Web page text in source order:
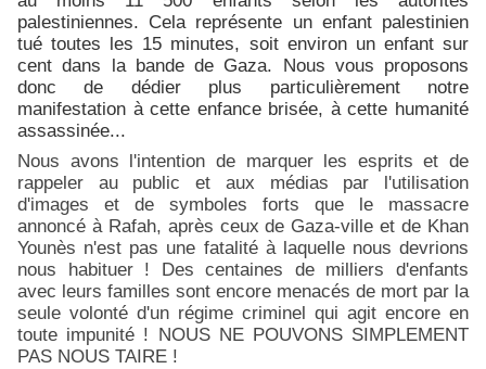
palestiniennes. Cela représente un enfant palestinien
tué toutes les 15 minutes, soit environ un enfant sur
cent dans la bande de Gaza. Nous vous proposons
donc de dédier plus particulièrement notre
manifestation à cette enfance brisée, à cette humanité
assassinée...
Nous avons l'intention de marquer les esprits et de
rappeler au public et aux médias par l'utilisation
d'images et de symboles forts que le massacre
annoncé à Rafah, après ceux de Gaza-ville et de Khan
Younès n'est pas une fatalité à laquelle nous devrions
nous habituer ! Des centaines de milliers d'enfants
avec leurs familles sont encore menacés de mort par la
seule volonté d'un régime criminel qui agit encore en
toute impunité ! NOUS NE POUVONS SIMPLEMENT
PAS NOUS TAIRE !